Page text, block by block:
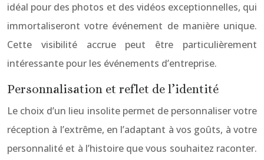
idéal pour des photos et des vidéos exceptionnelles, qui
immortaliseront votre événement de manière unique.
Cette visibilité accrue peut être particulièrement
intéressante pour les événements d’entreprise.
Personnalisation et reflet de l’identité
Le choix d’un lieu insolite permet de personnaliser votre
réception à l’extrême, en l’adaptant à vos goûts, à votre
personnalité et à l’histoire que vous souhaitez raconter.